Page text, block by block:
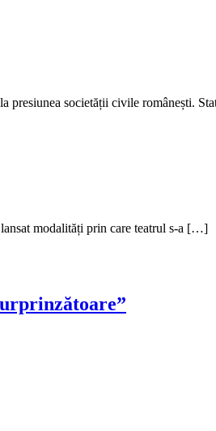
societății civile românești.
modalități prin care teatrul s-a […]